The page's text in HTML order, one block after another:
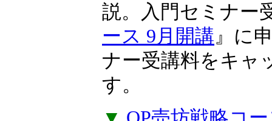
る日本・米国市場
説。入門セミナー
ース 9月開講』に
ナー受講料をキャ
す。